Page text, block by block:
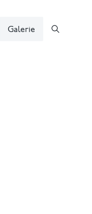
Galerie